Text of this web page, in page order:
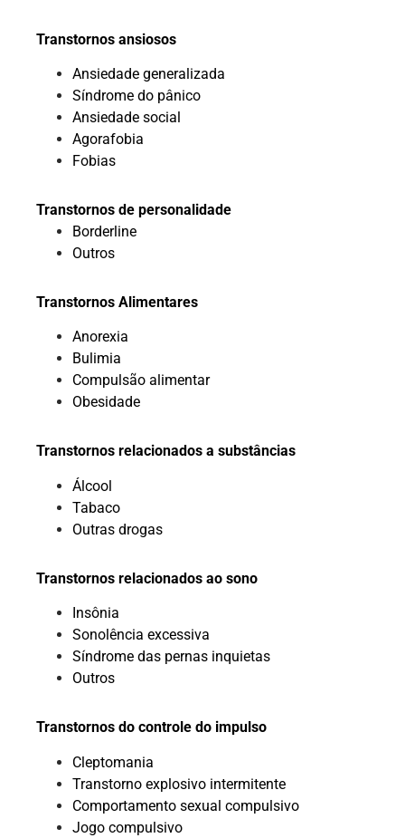
Transtornos ansiosos
Ansiedade generalizada
Síndrome do pânico
Ansiedade social
Agorafobia
Fobias
Transtornos de personalidade
Borderline
Outros
Transtornos Alimentares
Anorexia
Bulimia
Compulsão alimentar
Obesidade
Transtornos relacionados a substâncias
Álcool
Tabaco
Outras drogas
Transtornos relacionados ao sono
Insônia
Sonolência excessiva
Síndrome das pernas inquietas
Outros
Transtornos do controle do impulso
Cleptomania
Transtorno explosivo intermitente
Comportamento sexual compulsivo
Jogo compulsivo